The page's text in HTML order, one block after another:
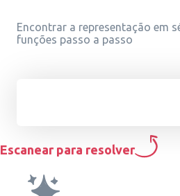
Encontrar a representação em
funções passo a passo
Escanear para resolver